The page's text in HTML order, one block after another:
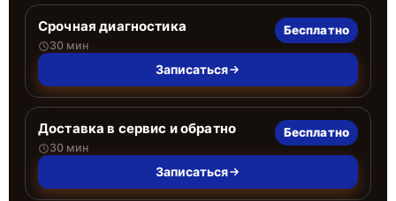
Срочная диагностика
30 мин
Бесплатно
Записаться
Доставка в сервис и обратно
30 мин
Бесплатно
Записаться